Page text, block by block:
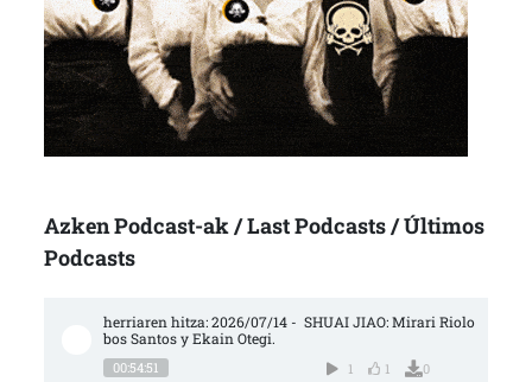
Azken Podcast-ak / Last Podcasts / Últimos
Podcasts
herriaren hitza: 2026/07/14 -  SHUAI JIAO: Mirari Riolo
bos Santos y Ekain Otegi.
00:54:51 1 1 0